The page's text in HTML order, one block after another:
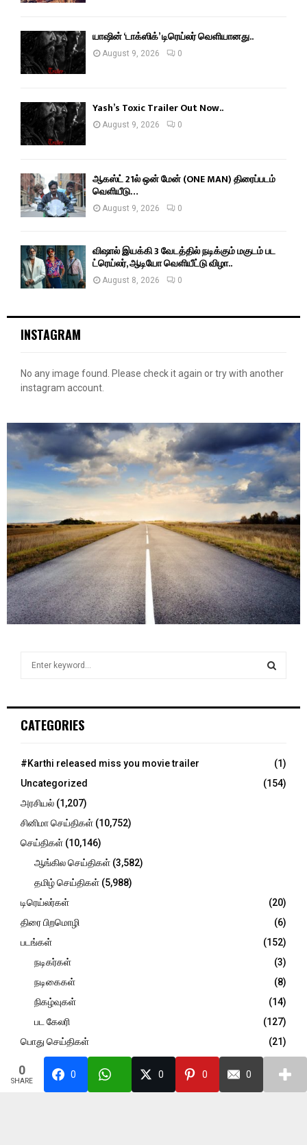
யாஷின் ‘டாக்ஸிக்’ டிரெய்லர் வெளியானது..
August 9, 2026 0
Yash’s Toxic Trailer Out Now..
August 9, 2026 0
ஆகஸ்ட் 21ல் ஒன் மேன் (ONE MAN) திரைப்படம்
வெளியீடு…
August 9, 2026 0
விஷால் இயக்கி 3 வேடத்தில் நடிக்கும் மகுடம் பட
ட்ரெய்லர், ஆடியோ வெளியீட்டு விழா..
August 8, 2026 0
INSTAGRAM
No any image found. Please check it again or try with another
instagram account.
h
o
:
CATEGORIES
#Karthi released miss you movie trailer
(1)
Uncategorized
(154)
அரசியல் (1,207)
சினிமா செய்திகள் (10,752)
செய்திகள் (10,146)
ஆங்கில செய்திகள் (3,582)
தமிழ் செய்திகள் (5,988)
டிரெய்லர்கள்
(20)
திரை பிறமொழி
(6)
படங்கள்
(152)
நடிகர்கள்
(3)
நடிகைகள்
(8)
நிகழ்வுகள்
(14)
பட கேலரி
(127)
பொது செய்திகள்
(21)
விமர்சனம்
(947)
0
SHARE
0 0 0 0